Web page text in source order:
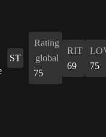
ST
Rating
global
75
RIT
69
75